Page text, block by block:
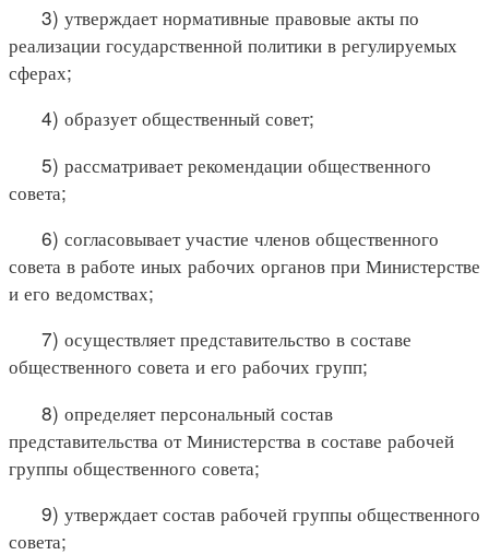
3) утверждает нормативные правовые акты по
реализации государственной политики в регулируемых
сферах;
4) образует общественный совет;
5) рассматривает рекомендации общественного
совета;
6) согласовывает участие членов общественного
совета в работе иных рабочих органов при Министерстве
и его ведомствах;
7) осуществляет представительство в составе
общественного совета и его рабочих групп;
8) определяет персональный состав
представительства от Министерства в составе рабочей
группы общественного совета;
9) утверждает состав рабочей группы общественного
совета;